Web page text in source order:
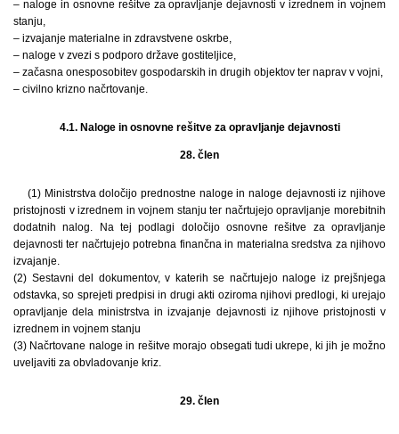
– naloge in osnovne rešitve za opravljanje dejavnosti v izrednem in vojnem
stanju,
– izvajanje materialne in zdravstvene oskrbe,
– naloge v zvezi s podporo države gostiteljice,
– začasna onesposobitev gospodarskih in drugih objektov ter naprav v vojni,
– civilno krizno načrtovanje.
4.1. Naloge in osnovne rešitve za opravljanje dejavnosti
28. člen
(1) Ministrstva določijo prednostne naloge in naloge dejavnosti iz njihove
pristojnosti v izrednem in vojnem stanju ter načrtujejo opravljanje morebitnih
dodatnih nalog. Na tej podlagi določijo osnovne rešitve za opravljanje
dejavnosti ter načrtujejo potrebna finančna in materialna sredstva za njihovo
izvajanje.
(2) Sestavni del dokumentov, v katerih se načrtujejo naloge iz prejšnjega
odstavka, so sprejeti predpisi in drugi akti oziroma njihovi predlogi, ki urejajo
opravljanje dela ministrstva in izvajanje dejavnosti iz njihove pristojnosti v
izrednem in vojnem stanju
(3) Načrtovane naloge in rešitve morajo obsegati tudi ukrepe, ki jih je možno
uveljaviti za obvladovanje kriz.
29. člen